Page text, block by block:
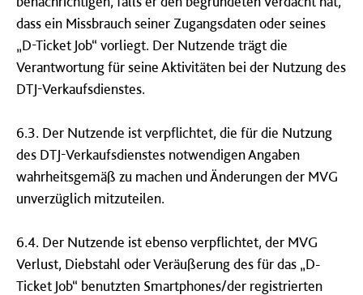
dass ein Missbrauch seiner Zugangsdaten oder seines
„D-Ticket Job“ vorliegt. Der Nutzende trägt die
Verantwortung für seine Aktivitäten bei der Nutzung des
DTJ-Verkaufsdienstes.
6.3. Der Nutzende ist verpflichtet, die für die Nutzung
des DTJ-Verkaufsdienstes notwendigen Angaben
wahrheitsgemäß zu machen und Änderungen der MVG
unverzüglich mitzuteilen.
6.4. Der Nutzende ist ebenso verpflichtet, der MVG
Verlust, Diebstahl oder Veräußerung des für das „D-
Ticket Job“ benutzten Smartphones/der registrierten